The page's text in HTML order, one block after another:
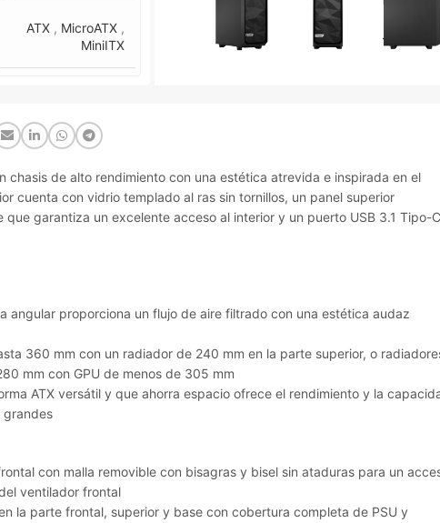
ATX , MicroATX ,
MiniITX
chasis de alto rendimiento con una estética atrevida e inspirada en el
cuenta con vidrio templado al ras sin tornillos, un panel superior
garantiza un excelente acceso al interior y un puerto USB 3.1 Tipo-C
angular proporciona un flujo de aire filtrado con una estética audaz
360 mm con un radiador de 240 mm en la parte superior, o
mm con GPU de menos de 305 mm
ATX versátil y que ahorra espacio ofrece el rendimiento y la
grandes
con malla removible con bisagras y bisel sin ataduras para un
ventilador frontal
la parte frontal, superior y base con cobertura completa de PSU y